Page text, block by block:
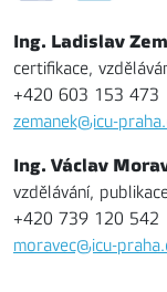
Ing. Ladislav
certifikace,
+420 603 153 473
zemanek@icu-
Ing. Václav
vzdělávání,
+420 739 120 542
moravec@icu-